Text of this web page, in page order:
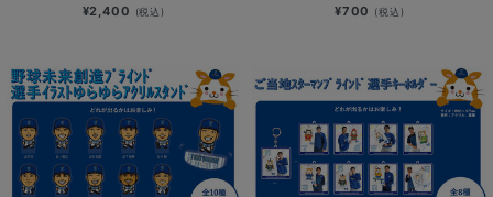
¥2,400 (税込) ¥700 (税込)